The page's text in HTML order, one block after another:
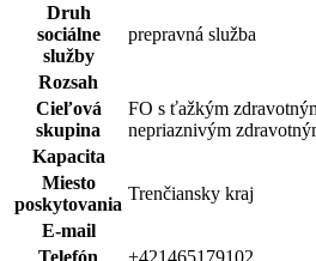
Druh
sociálne
služby
prepravná služba
Rozsah
Cieľová
skupina
FO s ťažkým
nepriaznivým
Kapacita
Miesto
poskytovania
Trenčiansky kraj
E-mail
Telefón
+421465179102